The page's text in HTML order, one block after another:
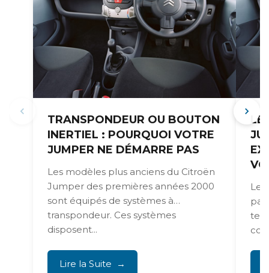
TRANSPONDEUR OU BOUTON
INERTIEL : POURQUOI VOTRE
JUMPER NE DÉMARRE PAS
Les modèles plus anciens du Citroën
Jumper des premières années 2000
sont équipés de systèmes à
transpondeur. Ces systèmes
disposent...
Lire la Suite